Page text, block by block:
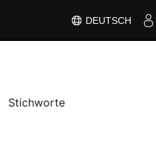
DEUTSCH
Stichworte